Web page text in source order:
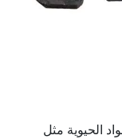
الحيوية مثل